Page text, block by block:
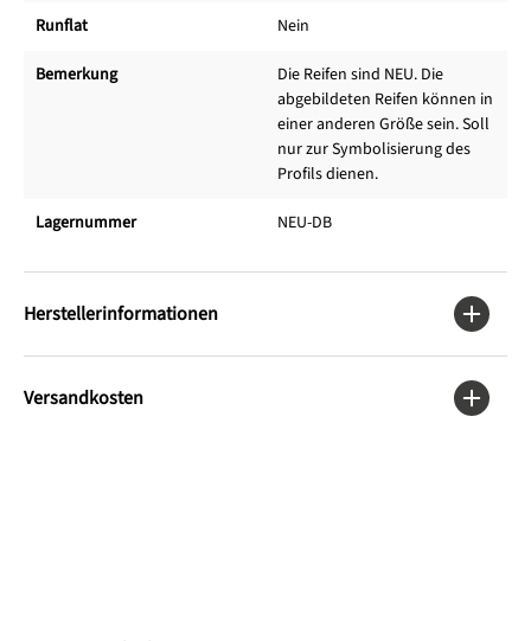
Runflat Nein
Bemerkung
Die Reifen sind NEU. Die
abgebildeten Reifen können in
einer anderen Größe sein. Soll
nur zur Symbolisierung des
Profils dienen.
Lagernummer NEU-DB
Herstellerinformationen
Versandkosten